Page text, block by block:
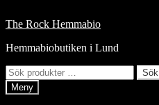
till
Hoppa
navigering
Hoppa
innehåll
The Rock Hemmabio
Hemmabiobutiken i Lund
Sök
efter:
Sök
Meny